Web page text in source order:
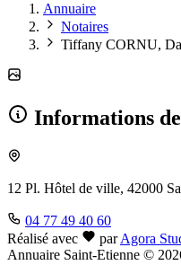
Annuaire
Notaires
Tiffany CORNU,
Informations
12 Pl. Hôtel de ville, 42000
04 77 49 40 60
Réalisé avec
par Agora
Annuaire Saint-Etienne ©